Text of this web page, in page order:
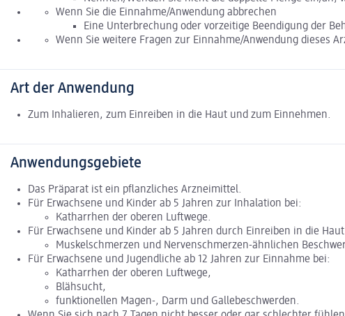
Wenn Sie die Einnahme/Anwendung abbrechen
Eine Unterbrechung oder vorzeitige Beendigung der
Wenn Sie weitere Fragen zur Einnahme/Anwendung dieses
Art der Anwendung
Zum Inhalieren, zum Einreiben in die Haut und zum Einnehmen.
Anwendungsgebiete
Das Präparat ist ein pflanzliches Arzneimittel.
Für Erwachsene und Kinder ab 5 Jahren zur Inhalation bei:
Katharrhen der oberen Luftwege.
Für Erwachsene und Kinder ab 5 Jahren durch Einreiben in die
Muskelschmerzen und Nervenschmerzen-ähnlichen
Für Erwachsene und Jugendliche ab 12 Jahren zur Einnahme bei:
Katharrhen der oberen Luftwege,
Blähsucht,
funktionellen Magen-, Darm und Gallebeschwerden.